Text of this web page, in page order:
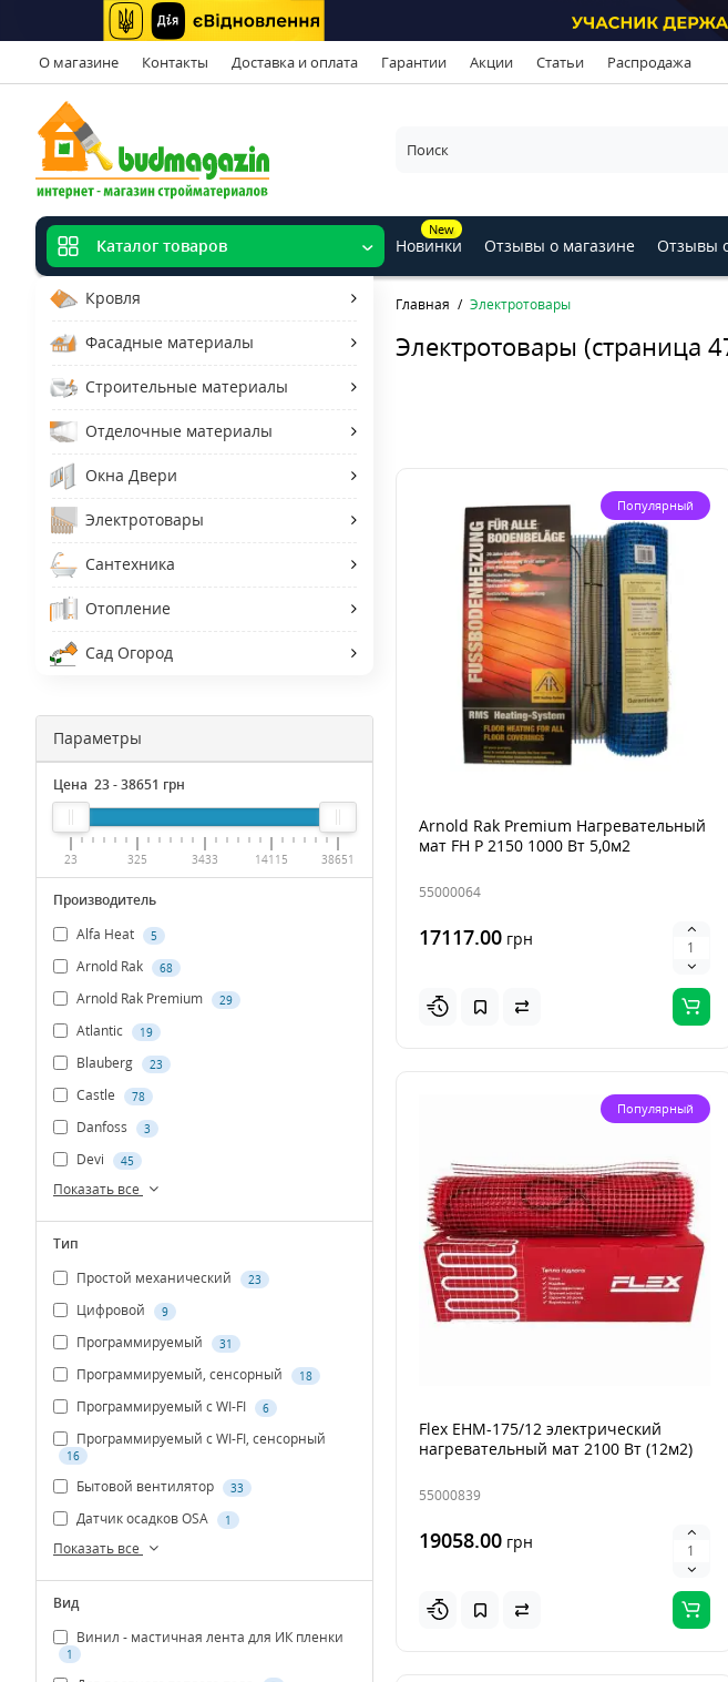
О магазине Контакты Доставка и оплата Гарантии Акции Статьи Распродажа
Главная Электротовары
Электротовары (страница
Популярный
Arnold Rak Premium Нагревательный
мат FH Р 2150 1000 Вт 5,0м2
55000064
17117.00 грн
Популярный
Flex EHМ-175/12 электрический
нагревательный мат 2100 Вт (12м2)
55000839
19058.00 грн
Параметры
Цена 23-38651 грн
23 325 3433 14115 38651
Производитель
Alfa Heat
5
Arnold Rak 68
Arnold Rak Premium 29
Atlantic 19
Blauberg 23
Castle 78
Danfoss 3
Devi 45
Показать все
Тип
Простой механический
23
Цифровой 9
Программируемый 31
Программируемый, сенсорный 18
Программируемый с WI-FI 6
Программируемый с WI-FI, сенсорный
16
Бытовой вентилятор 33
Датчик осадков OSA 1
Показать все
Вид
Винил - мастичная лента для ИК пленки
1
Каталог товаров
Кровля
Фасадные материалы
Строительные материалы
Отделочные материалы
Окна Двери
Электротовары
Сантехника
Отопление
Сад Огород
New
Новинки Отзывы о магазине Отзывы